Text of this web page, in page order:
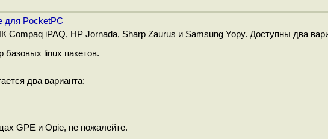
для PocketPC
iPAQ, HP Jornada, Sharp Zaurus и Samsung Yopy. Доступны два
базовых linux пакетов.
два варианта:
GPE и Opie, не пожалейте.